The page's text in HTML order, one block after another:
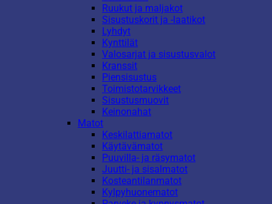
Ruukut ja maljakot
Sisustuskorit ja -laatikot
Lyhdyt
Kynttilät
Valosarjat ja sisustusvalot
Kranssit
Piensisustus
Toimistotarvikkeet
Sisustusmuovit
Keinonahat
Matot
Keskilattiamatot
Käytävämatot
Puuvilla- ja räsymatot
Juutti- ja sisalmatot
Kosteantilanmatot
Kylpyhuonematot